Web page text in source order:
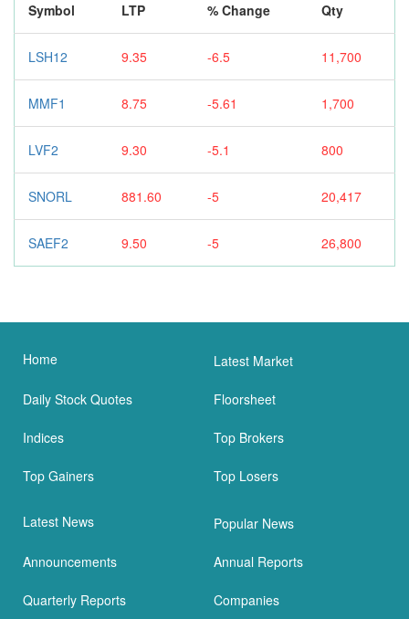
Symbol LTP % Change Qty
LSH12 9.35 -6.5 11,700
MMF1 8.75 -5.61 1,700
LVF2 9.30 -5.1 800
SNORL 881.60 -5 20,417
SAEF2 9.50 -5 26,800
Home Latest Market
Daily Stock Quotes Floorsheet
Indices Top Brokers
Top Gainers Top Losers
Latest News Popular News
Announcements Annual Reports
Quarterly Reports Companies